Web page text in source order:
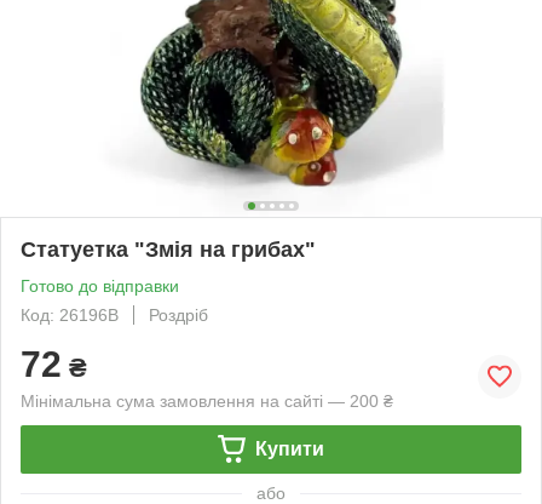
Статуетка "Змія на грибах"
Готово до відправки
Код: 26196B
Роздріб
72 ₴
Мінімальна сума замовлення на сайті — 200 ₴
Купити
або